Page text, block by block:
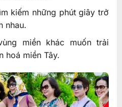
kiếm những phút giây trở
nhau.
miền khác muốn trải
hoá miền Tây.